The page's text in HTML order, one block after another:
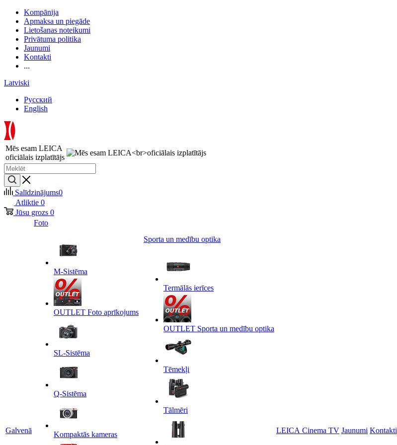
Kompānija
Apmaksa un piegāde
Lietošanas noteikumi
Privātuma politika
Jaunumi
Kontakti
...
Latviski
Русский
English
Mēs esam LEICA
oficiālais izplatītājs
Salīdzinājums0
Atliktie 0
Jūsu grozs 0
Galvenā
Foto
M-Sistēma
OUTLET Foto aprīkojums
SL-Sistēma
Q-Sistēma
Kompaktās kameras
Sporta un medību optika
Termālās ierīces
OUTLET Sporta un medību optika
Tēmekļi
Tālmēri
LEICA Cinema TV Jaunumi Kontakti